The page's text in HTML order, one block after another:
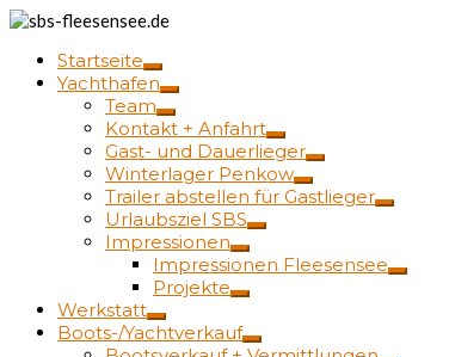
Startseite
Yachthafen
Team
Kontakt + Anfahrt
Gast- und Dauerlieger
Winterlager Penkow
Trailer abstellen für Gastlieger
Urlaubsziel SBS
Impressionen
Impressionen Fleesensee
Projekte
Werkstatt
Boots-/Yachtverkauf